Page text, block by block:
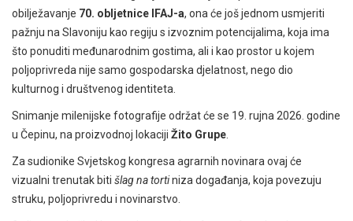
obilježavanje 70. obljetnice IFAJ-a, ona će još jednom usmjeriti
pažnju na Slavoniju kao regiju s izvoznim potencijalima, koja ima
što ponuditi međunarodnim gostima, ali i kao prostor u kojem
poljoprivreda nije samo gospodarska djelatnost, nego dio
kulturnog i društvenog identiteta.
Snimanje milenijske fotografije održat će se 19. rujna 2026. godine
u Čepinu, na proizvodnoj lokaciji Žito Grupe
Za sudionike Svjetskog kongresa agrarnih novinara ovaj će
vizualni trenutak biti šlag na tortiniza događanja, koja povezuju
struku, poljoprivredu i novinarstvo.